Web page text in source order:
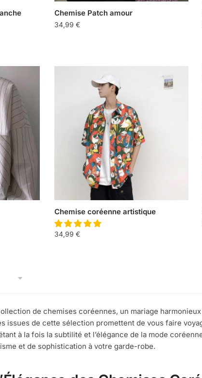
Chemise Patch amour
34,99 €
Chemise coréenne artistique
34,99 €
de chemises coréennes, un mariage
issues de cette sélection promettent de vous faire
à la fois la subtilité et l’élégance de la mode
et de sophistication à votre garde-robe.